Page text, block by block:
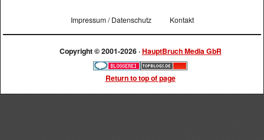
Impressum / Datenschutz Kontakt
Copyright © 2001-2026 ·HauptBruch Media GbR
Return to top of page